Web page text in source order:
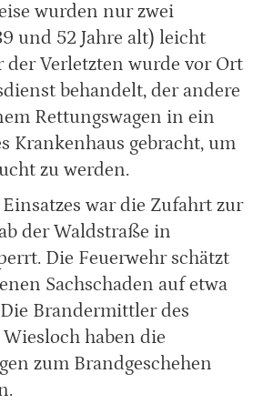
wurden nur zwei
und 52 Jahre alt) leicht
der Verletzten wurde vor Ort
behandelt, der andere
Rettungswagen in ein
Krankenhaus gebracht, um
zu werden.
war die Zufahrt zur
der Waldstraße in
Die Feuerwehr schätzt
Sachschaden auf etwa
Brandermittler des
haben die
zum Brandgeschehen